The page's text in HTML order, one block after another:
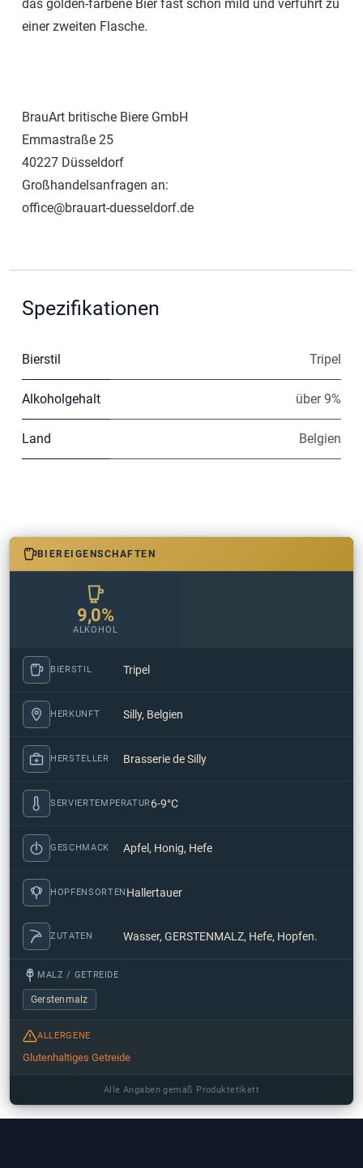
das golden-farbene Bier fast schon mild und verführt zu
einer zweiten Flasche.
BrauArt britische Biere GmbH
Emmastraße 25
40227 Düsseldorf
Großhandelsanfragen an:
office@brauart-duesseldorf.de
Spezifikationen
Bierstil Tripel
Alkoholgehalt über 9%
Land Belgien
BIEREIGENSCHAFTEN
9,0%
ALKOHOL
BIERSTIL Tripel
HERKUNFT Silly, Belgien
HERSTELLER Brasserie de Silly
SERVIERTEMPERATUR6-9°C
GESCHMACK Apfel, Honig, Hefe
HOPFENSORTEN Hallertauer
ZUTATEN Wasser, GERSTENMALZ, Hefe, Hopfen.
MALZ / GETREIDE
Gerstenmalz
ALLERGENE
Glutenhaltiges Getreide
Alle Angaben gemäß Produktetikett